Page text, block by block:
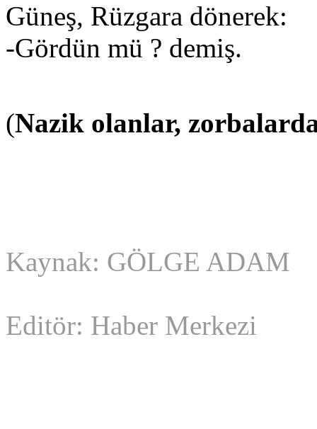
Güneş, Rüzgara dönerek:
-Gördün mü ? demiş.
(Nazik olanlar,
Kaynak: GÖLGE ADAM
Editör: Haber Merkezi